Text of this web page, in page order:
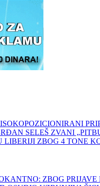
SELEŠ ZVANI
LIBERIJI ZBOG 4 TONE
ZBOG PRIJAVE